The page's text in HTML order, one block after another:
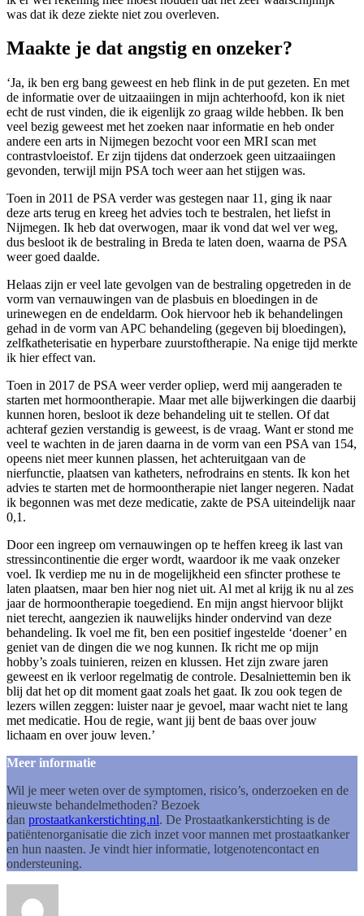
was dat ik deze ziekte niet zou overleven.
Maakte je dat angstig en onzeker?
‘Ja, ik ben erg bang geweest en heb flink in de put gezeten. En met
de informatie over de uitzaaiingen in mijn achterhoofd, kon ik niet
echt de rust vinden, die ik eigenlijk zo graag wilde hebben. Ik ben
veel bezig geweest met het zoeken naar informatie en heb onder
andere een arts in Nijmegen bezocht voor een MRI scan met
contrastvloeistof. Er zijn tijdens dat onderzoek geen uitzaaiingen
gevonden, terwijl mijn PSA toch weer aan het stijgen was.
Toen in 2011 de PSA verder was gestegen naar 11, ging ik naar
deze arts terug en kreeg het advies toch te bestralen, het liefst in
Nijmegen. Ik heb dat overwogen, maar ik vond dat wel ver weg,
dus besloot ik de bestraling in Breda te laten doen, waarna de PSA
weer goed daalde.
Helaas zijn er veel late gevolgen van de bestraling opgetreden in de
vorm van vernauwingen van de plasbuis en bloedingen in de
urinewegen en de endeldarm. Ook hiervoor heb ik behandelingen
gehad in de vorm van APC behandeling (gegeven bij bloedingen),
zelfkatheterisatie en hyperbare zuurstoftherapie. Na enige tijd merkte
ik hier effect van.
Toen in 2017 de PSA weer verder opliep, werd mij aangeraden te
starten met hormoontherapie. Maar met alle bijwerkingen die daarbij
kunnen horen, besloot ik deze behandeling uit te stellen. Of dat
achteraf gezien verstandig is geweest, is de vraag. Want er stond me
veel te wachten in de jaren daarna in de vorm van een PSA van 154,
opeens niet meer kunnen plassen, het achteruitgaan van de
nierfunctie, plaatsen van katheters, nefrodrains en stents. Ik kon het
advies te starten met de hormoontherapie niet langer negeren. Nadat
ik begonnen was met deze medicatie, zakte de PSA uiteindelijk naar
0,1.
Door een ingreep om vernauwingen op te heffen kreeg ik last van
stressincontinentie die erger wordt, waardoor ik me vaak onzeker
voel. Ik verdiep me nu in de mogelijkheid een sfincter prothese te
laten plaatsen, maar ben hier nog niet uit. Al met al krijg ik nu al zes
jaar de hormoontherapie toegediend. En mijn angst hiervoor blijkt
niet terecht, aangezien ik nauwelijks hinder ondervind van deze
behandeling. Ik voel me fit, ben een positief ingestelde ‘doener’ en
geniet van de dingen die we nog kunnen. Ik richt me op mijn
hobby’s zoals tuinieren, reizen en klussen. Het zijn zware jaren
geweest en ik verloor regelmatig de controle. Desalniettemin ben ik
blij dat het op dit moment gaat zoals het gaat. Ik zou ook tegen de
lezers willen zeggen: luister naar je gevoel, maar wacht niet te lang
met medicatie. Hou de regie, want jij bent de baas over jouw
lichaam en over jouw leven.’
Meer informatie
Wil je meer weten over de symptomen, risico’s, onderzoeken en de
nieuwste behandelmethoden? Bezoek
dan prostaatkankerstichting.nl. De Prostaatkankerstichting is de
patiëntenorganisatie die zich inzet voor mannen met prostaatkanker
en hun naasten. Je vindt hier informatie, lotgenotencontact en
ondersteuning.